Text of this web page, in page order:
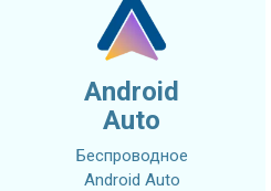
Android
Auto
Беспроводное
Android Auto